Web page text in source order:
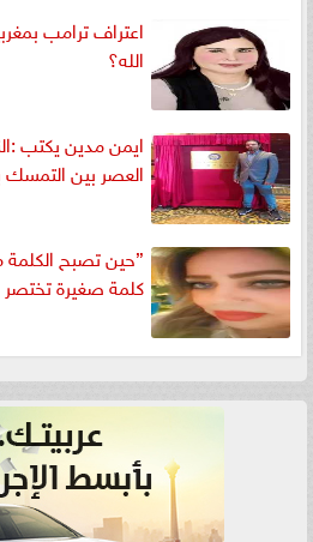
اعتراف ترامب
الله؟
ايمن مدين يكتب
العصر بين
”حين تصبح الكلمة
كلمة صغيرة تختصر